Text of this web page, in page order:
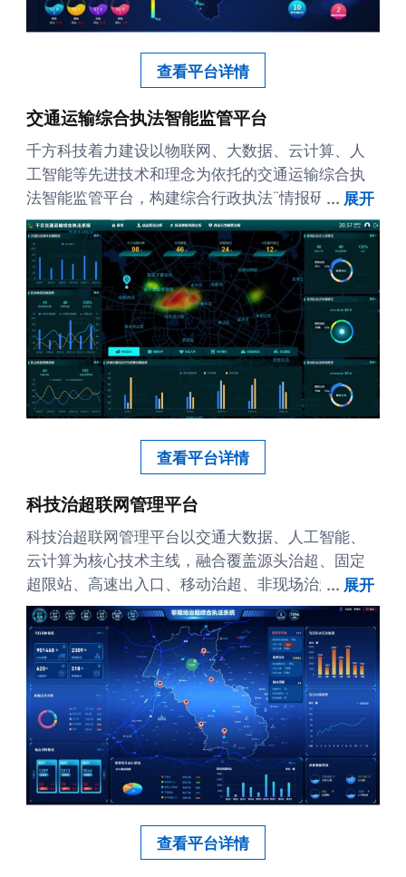
查看平台详情
交通运输综合执法智能监管平台
千方科技着力建设以物联网、大数据、云计算、人
工智能等先进技术和理念为依托的交通运输综合执
法智能监管平台，构建综合行政执法“情报研判、指
挥调度、案件处置、勤务督查、信息服务”一体化建
设模式，对所辖范围内交通运输基本情况、运行监
测数据、执法案件办理情况等全面掌握，开展违法
行为的有效监测和精准打击，提高交通运输执法的
广度与深度，实现综合行政执法全过程 “违法监测智
能化、执法决策数字化、指挥调度扁平化、案件办
理协同化、勤务监督精细化、执法服务优质化”的建
设目标，为构建安全、便捷、高效、绿色、经济的
现代化综合交通体系发挥引领性作用。
... 展开
查看平台详情
科技治超联网管理平台
科技治超联网管理平台以交通大数据、人工智能、
云计算为核心技术主线，融合覆盖源头治超、固定
超限站、高速出入口、移动治超、非现场治超、桥
梁安全监测等全域治超场景，构建“纵向贯通、横向
集成、信息共享、业务协同、智能便捷”的治超中枢
系统，提供全域治超运行监管、执法管理、指挥调
度、分析研判、信息公示、信用评价等综合应用，
全面动态掌握辖区治超总体情况和趋势，对执法事
件、重点事项、关键指标统计分析，为治超管理与
决策提供支撑，实现全域治超的数字化、网络化、
智能化。
... 展开
查看平台详情